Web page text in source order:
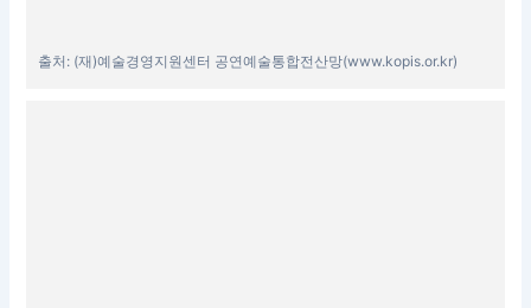
출처: (재)예술경영지원센터 공연예술통합전산망(www.kopis.or.kr)